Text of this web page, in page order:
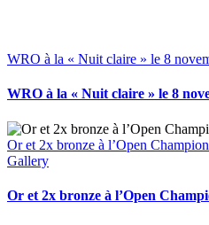
WRO à la « Nuit claire » le 8
WRO à la « Nuit claire » le 8
Or et 2x bronze à l’Open
Gallery
Or et 2x bronze à l’Open